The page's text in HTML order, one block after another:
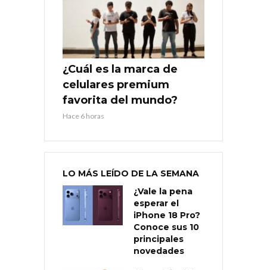
¿Cuál es la marca de
celulares premium
favorita del mundo?
Hace 6 horas
LO MÁS LEÍDO DE LA SEMANA
¿Vale la pena
esperar el
iPhone 18 Pro?
Conoce sus 10
principales
novedades